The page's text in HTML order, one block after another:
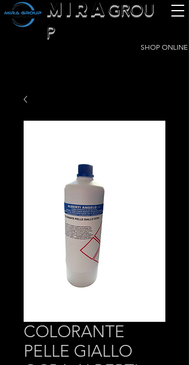
SHOP ONLINE
MIRA GROU
P
COLORANTE
PELLE GIALLO